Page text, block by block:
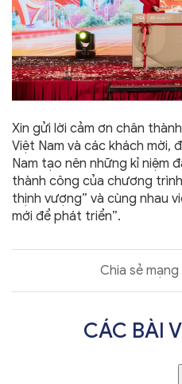
Xin gửi lời cảm ơn chân
Việt Nam và các khách mời,
Nam tạo nên những kỉ niệm
thành công của chương trình
thịnh vượng” và cùng nhau
mới để phát triển”.
Chia sẻ mạng
CÁC BÀI